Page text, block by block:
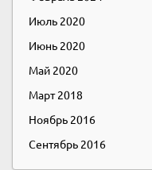
Июль 2020
Июнь 2020
Май 2020
Март 2018
Ноябрь 2016
Сентябрь 2016